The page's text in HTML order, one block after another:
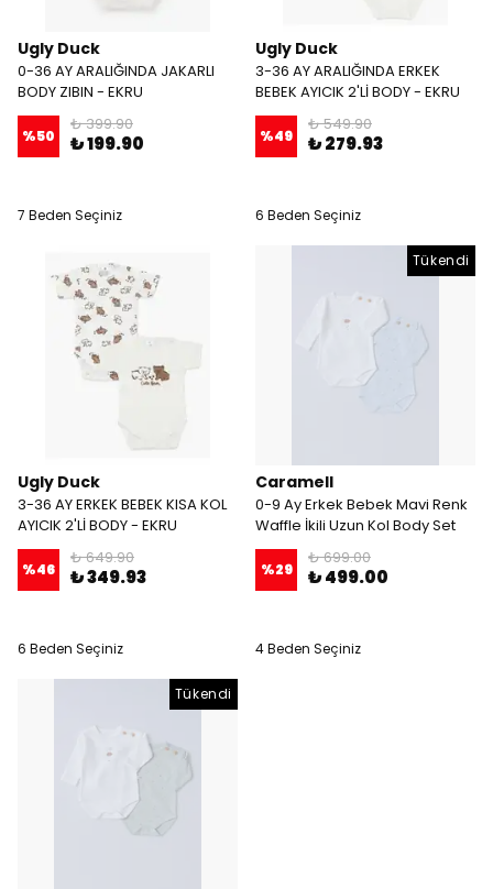
Ugly Duck
0-36 AY ARALIĞINDA JAKARLI
BODY ZIBIN - EKRU
%50
₺ 399.90
₺ 199.90
7 Beden Seçiniz
Ugly Duck
3-36 AY ARALIĞINDA ERKEK
BEBEK AYICIK 2'Lİ BODY - EKRU
%49
₺ 549.90
₺ 279.93
6 Beden Seçiniz
Ugly Duck
3-36 AY ERKEK BEBEK KISA KOL
AYICIK 2'Lİ BODY - EKRU
%46
₺ 649.90
₺ 349.93
6 Beden Seçiniz
Tükendi
Caramell
0-9 Ay Erkek Bebek Mavi Renk
Waffle İkili Uzun Kol Body Set
%29
₺ 699.00
₺ 499.00
4 Beden Seçiniz
Tükendi